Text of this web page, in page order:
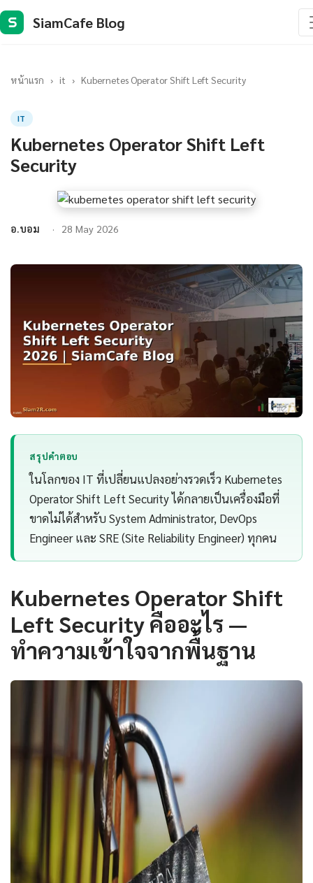
S SiamCafe Blog
หน้าแรก › it › Kubernetes Operator Shift Left Security
IT
Kubernetes Operator Shift Left
Security
อ.บอม 28 May 2026
สรุปคำตอบ
ในโลกของ IT ที่เปลี่ยนแปลงอย่างรวดเร็ว Kubernetes
Operator Shift Left Security ได้กลายเป็นเครื่องมือที่
ขาดไม่ได้สำหรับ System Administrator, DevOps
Engineer และ SRE (Site Reliability Engineer) ทุกคน
Kubernetes Operator Shift
Left Security คืออะไร —
ทำความเข้าใจจากพื้นฐาน